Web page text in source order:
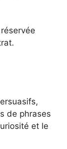
de phrases
et le